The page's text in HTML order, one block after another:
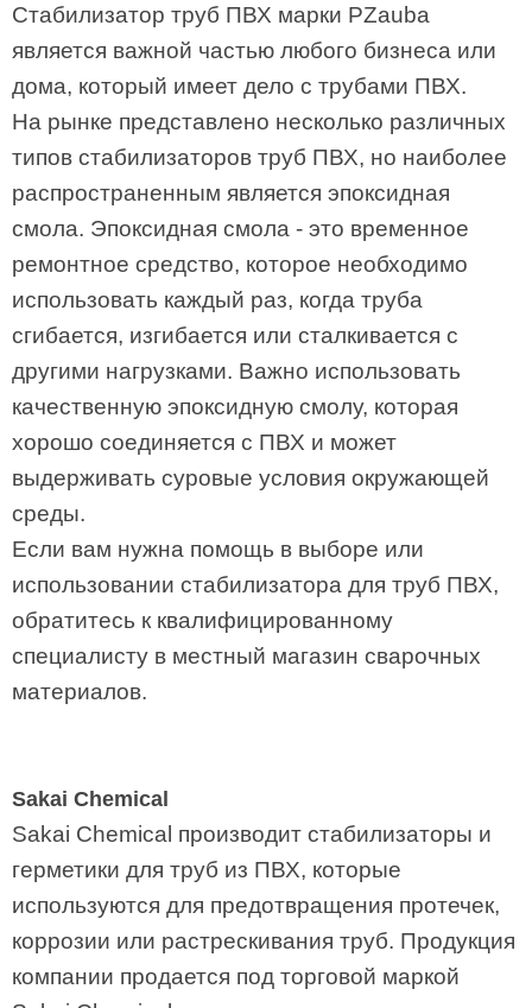
Стабилизатор труб ПВХ марки PZauba
является важной частью любого бизнеса или
дома, который имеет дело с трубами ПВХ.
На рынке представлено несколько различных
типов стабилизаторов труб ПВХ, но наиболее
распространенным является эпоксидная
смола. Эпоксидная смола - это временное
ремонтное средство, которое необходимо
использовать каждый раз, когда труба
сгибается, изгибается или сталкивается с
другими нагрузками. Важно использовать
качественную эпоксидную смолу, которая
хорошо соединяется с ПВХ и может
выдерживать суровые условия окружающей
среды.
Если вам нужна помощь в выборе или
использовании стабилизатора для труб ПВХ,
обратитесь к квалифицированному
специалисту в местный магазин сварочных
материалов.
Sakai Chemical
Sakai Chemical производит стабилизаторы и
герметики для труб из ПВХ, которые
используются для предотвращения протечек,
коррозии или растрескивания труб. Продукция
компании продается под торговой маркой